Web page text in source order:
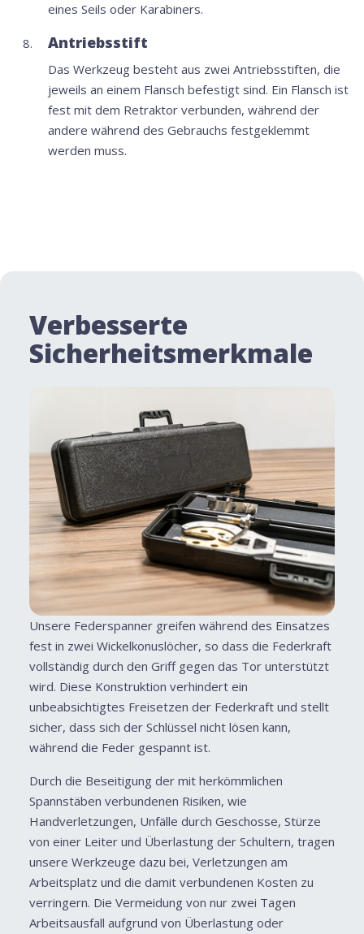
eines Seils oder Karabiners.
Antriebsstift
Das Werkzeug besteht aus zwei Antriebsstiften, die
jeweils an einem Flansch befestigt sind. Ein Flansch ist
fest mit dem Retraktor verbunden, während der
andere während des Gebrauchs festgeklemmt
werden muss.
Verbesserte
Sicherheitsmerkmale
Unsere Federspanner greifen während des Einsatzes
fest in zwei Wickelkonuslöcher, so dass die Federkraft
vollständig durch den Griff gegen das Tor unterstützt
wird. Diese Konstruktion verhindert ein
unbeabsichtigtes Freisetzen der Federkraft und stellt
sicher, dass sich der Schlüssel nicht lösen kann,
während die Feder gespannt ist.
Durch die Beseitigung der mit herkömmlichen
Spannstäben verbundenen Risiken, wie
Handverletzungen, Unfälle durch Geschosse, Stürze
von einer Leiter und Überlastung der Schultern, tragen
unsere Werkzeuge dazu bei, Verletzungen am
Arbeitsplatz und die damit verbundenen Kosten zu
verringern. Die Vermeidung von nur zwei Tagen
Arbeitsausfall aufgrund von Überlastung oder